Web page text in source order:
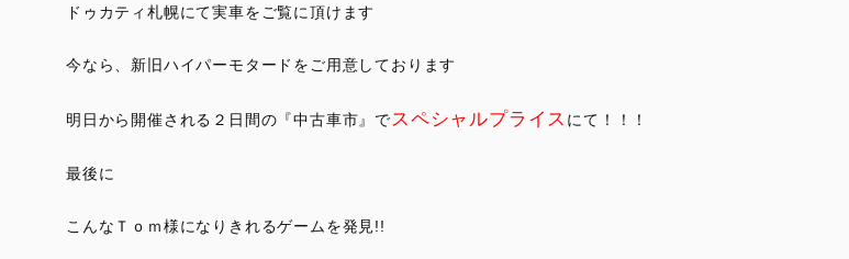
ドゥカティ札幌にて実車をご覧に頂けます
今なら、新旧ハイパーモタードをご用意しております
明日から開催される２日間の『中古車市』でスペシャルプライス にて！！！
最後に
こんなＴｏｍ様になりきれるゲームを発見!!